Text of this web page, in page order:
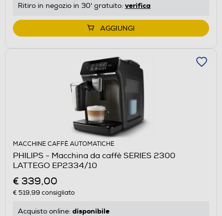
Ritiro in negozio in 30' gratuito: verifica
AGGIUNGI
MACCHINE CAFFÈ AUTOMATICHE
PHILIPS - Macchina da caffè SERIES 2300
LATTEGO EP2334/10
€ 339,00
€ 519,99 consigliato
Acquisto online: disponibile